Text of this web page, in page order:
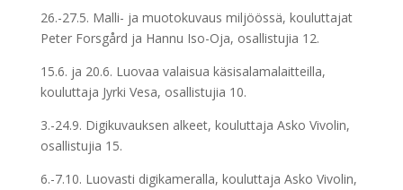
26.-27.5. Malli- ja muotokuvaus miljöössä, kouluttajat
Peter Forsgård ja Hannu Iso-Oja, osallistujia 12.
15.6. ja 20.6. Luovaa valaisua käsisalamalaitteilla,
kouluttaja Jyrki Vesa, osallistujia 10.
3.-24.9. Digikuvauksen alkeet, kouluttaja Asko Vivolin,
osallistujia 15.
6.-7.10. Luovasti digikameralla, kouluttaja Asko Vivolin,